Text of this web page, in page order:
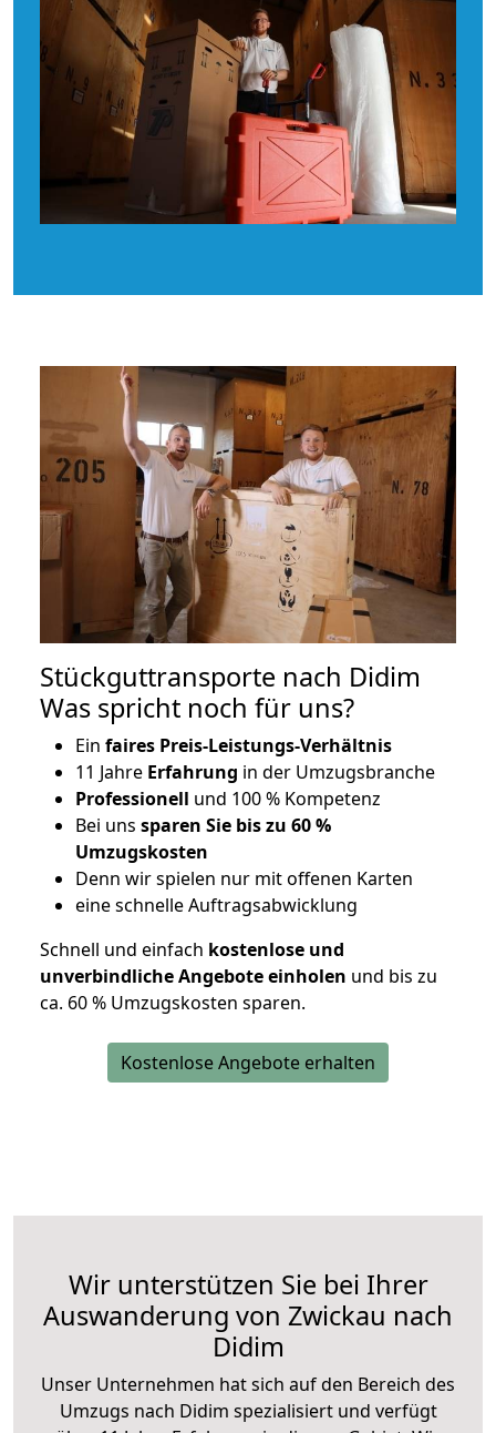
Stückguttransporte nach Didim
Was spricht noch für uns?
Ein faires Preis-Leistungs-Verhältnis
11 Jahre Erfahrung in der Umzugsbranche
Professionell und 100 % Kompetenz
Bei uns sparen Sie bis zu 60 %
Umzugskosten
Denn wir spielen nur mit offenen Karten
eine schnelle Auftragsabwicklung
Schnell und einfach kostenlose und
unverbindliche Angebote einholen und bis zu
ca. 60 % Umzugskosten sparen.
Kostenlose Angebote erhalten
Wir unterstützen Sie bei Ihrer
Auswanderung von Zwickau nach
Didim
Unser Unternehmen hat sich auf den Bereich des
Umzugs nach Didim spezialisiert und verfügt